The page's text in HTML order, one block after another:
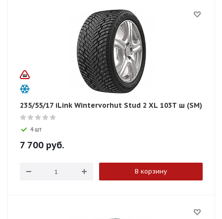
235/55/17 iLink Wintervorhut Stud 2 XL 103T ш (SM)
4 шт
7 700 руб.
В корзину